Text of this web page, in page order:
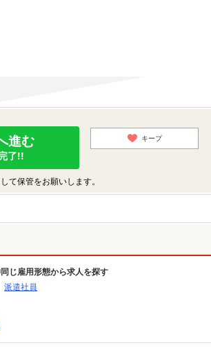
進む
了!!
キープ
て保管をお願いします。
同じ雇用形態から求人を探す
派遣社員